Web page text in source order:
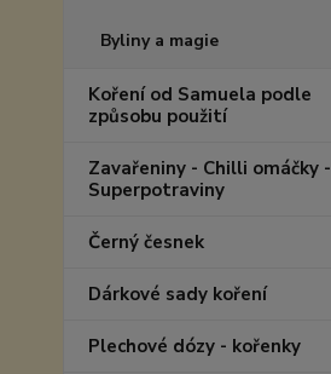
Byliny a magie
Koření od Samuela podle
způsobu použití
Zavařeniny - Chilli omáčky -
Superpotraviny
Černý česnek
Dárkové sady koření
Plechové dózy - kořenky